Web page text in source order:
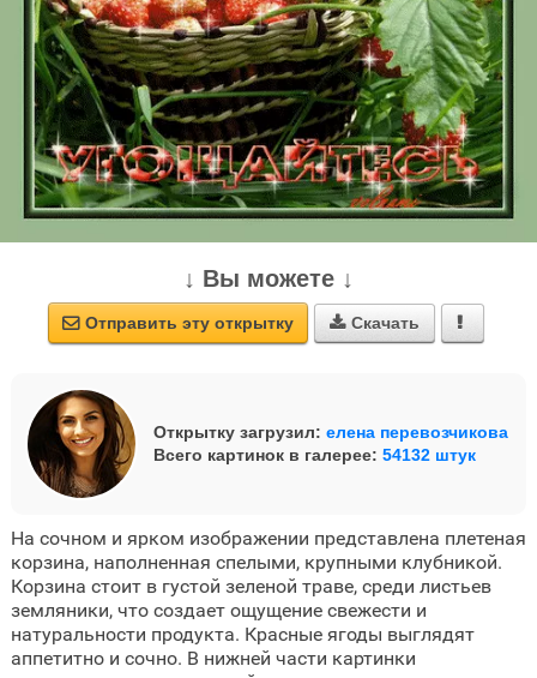
↓ Вы можете ↓
 Отправить эту открытку  Скачать 
Открытку загрузил: елена перевозчикова
Всего картинок в галерее: 54132 штук
На сочном и ярком изображении представлена плетеная
корзина, наполненная спелыми, крупными клубникой.
Корзина стоит в густой зеленой траве, среди листьев
земляники, что создает ощущение свежести и
натуральности продукта. Красные ягоды выглядят
аппетитно и сочно. В нижней части картинки